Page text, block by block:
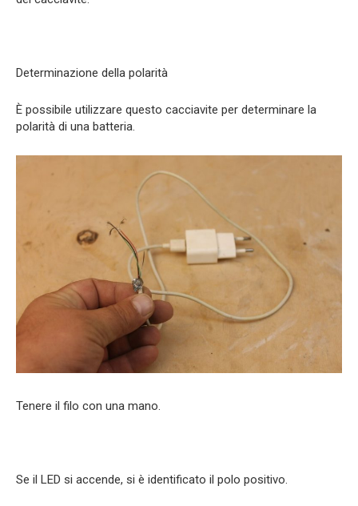
Determinazione della polarità
È possibile utilizzare questo cacciavite per determinare la
polarità di una batteria.
Tenere il filo con una mano.
Se il LED si accende, si è identificato il polo positivo.